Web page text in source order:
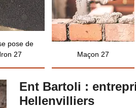
pose de
27
Maçon 27
Ent Bartoli :
Hellenvilliers